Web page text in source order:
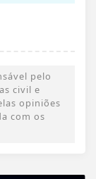
pelo
civil e
opiniões
com os